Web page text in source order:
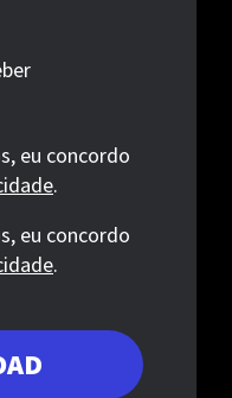
eu concordo
.
eu concordo
.